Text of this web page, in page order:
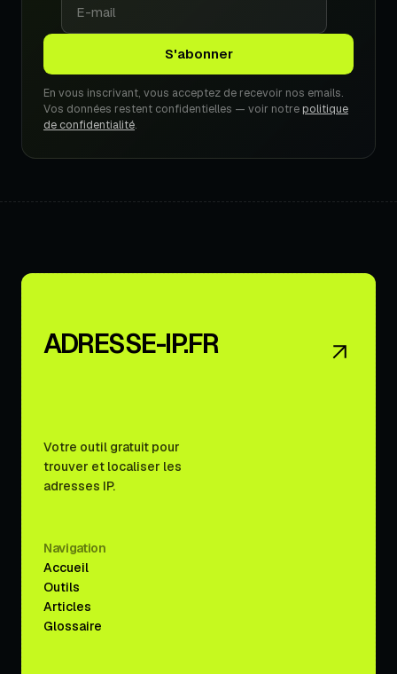
En vous inscrivant, vous acceptez de recevoir nos emails.
Vos données restent confidentielles — voir notrepolitique
de confidentialité.
ADRESSE-IP.FR
Votre outil gratuit pour
trouver et localiser les
adresses IP.
Navigation
Accueil
Outils
Articles
Glossaire